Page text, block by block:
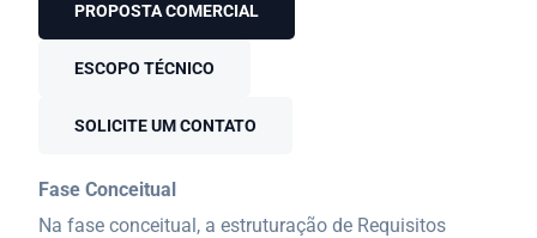
PROPOSTA COMERCIAL
ESCOPO TÉCNICO
SOLICITE UM CONTATO
Fase Conceitual
Na fase conceitual, a estruturação de Requisitos